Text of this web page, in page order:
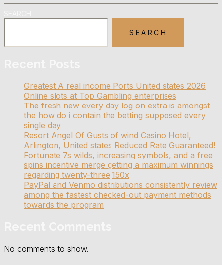
SEARCH
Greatest A real income Ports United states 2026
Online slots at Top Gambling enterprises
The fresh new every day log on extra is amongst
the how do i contain the betting supposed every
single day
Resort Angel Of Gusts of wind Casino Hotel,
Arlington, United states Reduced Rate Guaranteed!
Fortunate 7s wilds, increasing symbols, and a free
spins incentive merge getting a maximum winnings
regarding twenty-three,150x
PayPal and Venmo distributions consistently review
among the fastest checked-out payment methods
towards the program
No comments to show.